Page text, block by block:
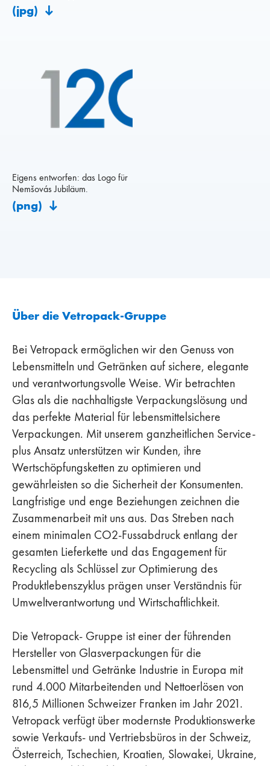
(jpg)
Eigens entworfen: das Logo für
Nemšovás Jubiläum.
(png)
Über die Vetropack-Gruppe
Bei Vetropack ermöglichen wir den Genuss von
Lebensmitteln und Getränken auf sichere, elegante
und verantwortungsvolle Weise. Wir betrachten
Glas als die nachhaltigste Verpackungslösung und
das perfekte Material für lebensmittelsichere
Verpackungen. Mit unserem ganzheitlichen Service-
plus Ansatz unterstützen wir Kunden, ihre
Wertschöpfungsketten zu optimieren und
gewährleisten so die Sicherheit der Konsumenten.
Langfristige und enge Beziehungen zeichnen die
Zusammenarbeit mit uns aus. Das Streben nach
einem minimalen CO2-Fussabdruck entlang der
gesamten Lieferkette und das Engagement für
Recycling als Schlüssel zur Optimierung des
Produktlebenszyklus prägen unser Verständnis für
Umweltverantwortung und Wirtschaftlichkeit.
Die Vetropack- Gruppe ist einer der führenden
Hersteller von Glasverpackungen für die
Lebensmittel und Getränke Industrie in Europa mit
rund 4.000 Mitarbeitenden und Nettoerlösen von
816,5 Millionen Schweizer Franken im Jahr 2021.
Vetropack verfügt über modernste Produktionswerke
sowie Verkaufs- und Vertriebsbüros in der Schweiz,
Österreich, Tschechien, Kroatien, Slowakei, Ukraine,